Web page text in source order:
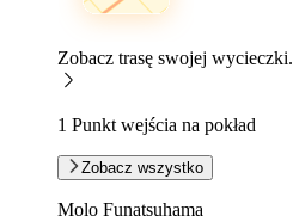
Zobacz trasę swojej wycieczki.
1 Punkt wejścia na pokład
Zobacz wszystko
Molo Funatsuhama